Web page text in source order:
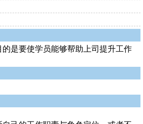
是要使学员能够帮助上司提升工作